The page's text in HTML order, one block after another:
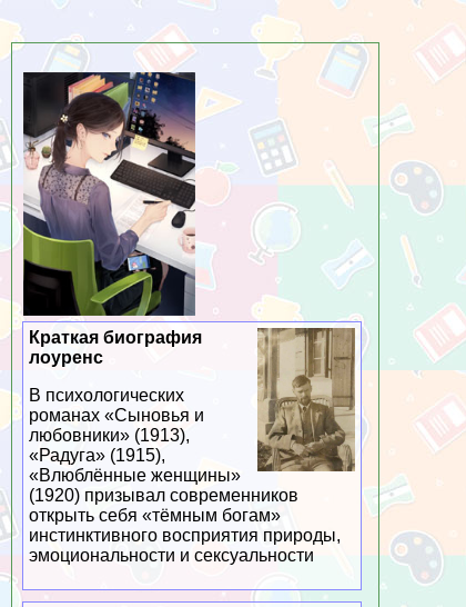
Краткая биография
лоуренс
В психологических
романах «Сыновья и
любовники» (1913),
«Радуга» (1915),
«Влюблённые женщины»
(1920) призывал современников
открыть себя «тёмным богам»
инстинктивного восприятия природы,
эмоциональности и ceкcуальности